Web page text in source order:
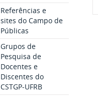
Referências e
sites do Campo de
Públicas
Grupos de
Pesquisa de
Docentes e
Discentes do
CSTGP-UFRB